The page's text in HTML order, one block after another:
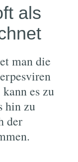
als
man die
es zu
hin zu
der